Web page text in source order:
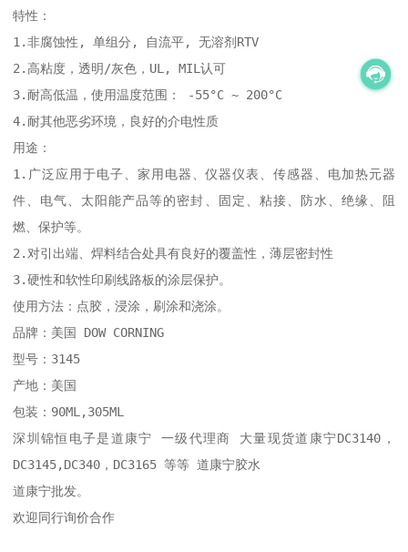
特性：
1.非腐蚀性, 单组分, 自流平, 无溶剂RTV
2.高粘度，透明/灰色，UL, MIL认可
3.耐高低温，使用温度范围： -55°C ~ 200°C
4.耐其他恶劣环境，良好的介电性质
用途：
1.广泛应用于电子、家用电器、仪器仪表、传感器、电加热元器
件、电气、太阳能产品等的密封、固定、粘接、防水、绝缘、阻
燃、保护等。
2.对引出端、焊料结合处具有良好的覆盖性，薄层密封性
3.硬性和软性印刷线路板的涂层保护。
使用方法：点胶，浸涂，刷涂和浇涂。
品牌：美国 DOW CORNING
型号：3145
产地：美国
包装：90ML,305ML
深圳锦恒电子是道康宁 一级代理商 大量现货道康宁DC3140，
DC3145,DC340，DC3165 等等 道康宁胶水
道康宁批发。